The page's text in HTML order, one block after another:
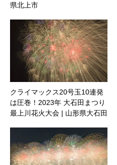
県北上市
クライマックス20号玉10連発
は圧巻！2023年 大石田まつり
最上川花火大会 | 山形県大石田